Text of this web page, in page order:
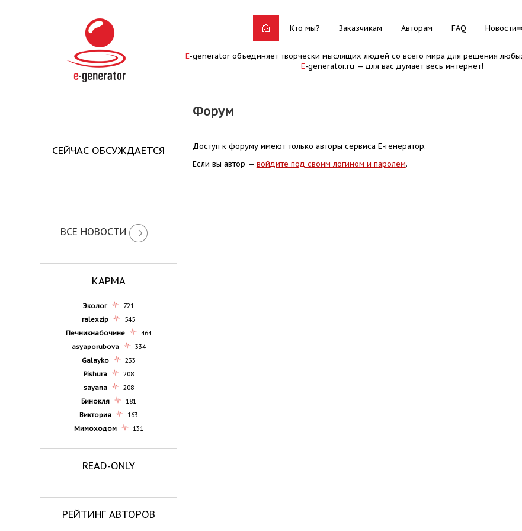
Кто мы? Заказчикам Авторам FAQ Новости
E-generator объединяет творчески мыслящих людей со всего мира для решения
E-generator.ru — для вас думает весь интернет!
Форум
СЕЙЧАС ОБСУЖДАЕТСЯ
ВСЕ НОВОСТИ
КАРМА
Эколог
721
ralexzip
545
Печникнабочине
464
asyaporubova
334
Galayko
233
Pishura
208
sayana
208
Бинокля
181
Виктория
163
Мимоходом
131
READ-ONLY
РЕЙТИНГ АВТОРОВ
Доступ к форуму имеют только авторы сервиса Е-генератор.
Если вы автор — войдите под своим логином и паролем.